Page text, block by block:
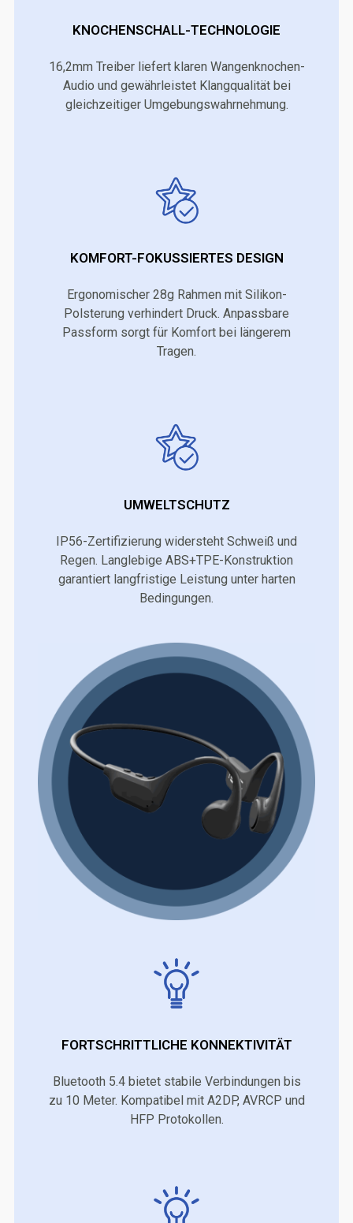
KNOCHENSCHALL-TECHNOLOGIE
16,2mm Treiber liefert klaren Wangenknochen-
Audio und gewährleistet Klangqualität bei
gleichzeitiger Umgebungswahrnehmung.
KOMFORT-FOKUSSIERTES DESIGN
Ergonomischer 28g Rahmen mit Silikon-
Polsterung verhindert Druck. Anpassbare
Passform sorgt für Komfort bei längerem
Tragen.
UMWELTSCHUTZ
IP56-Zertifizierung widersteht Schweiß und
Regen. Langlebige ABS+TPE-Konstruktion
garantiert langfristige Leistung unter harten
Bedingungen.
FORTSCHRITTLICHE KONNEKTIVITÄT
Bluetooth 5.4 bietet stabile Verbindungen bis
zu 10 Meter. Kompatibel mit A2DP, AVRCP und
HFP Protokollen.